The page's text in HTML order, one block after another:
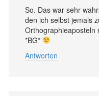
So. Das war sehr
den ich selbst jemals
Orthographieaposteln
*BG*
Antworten